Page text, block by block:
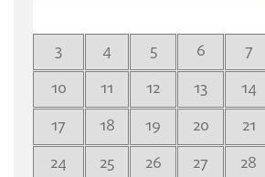
3
4 5 6 7
10
11 12 13 14
17
18 19 20 21
24
25 26 27 28